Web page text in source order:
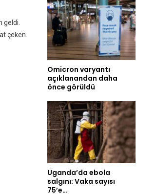
geldi.
çeken
Omicron varyantı
açıklanandan daha
önce görüldü
Uganda’da ebola
salgını: Vaka sayısı
75’e…